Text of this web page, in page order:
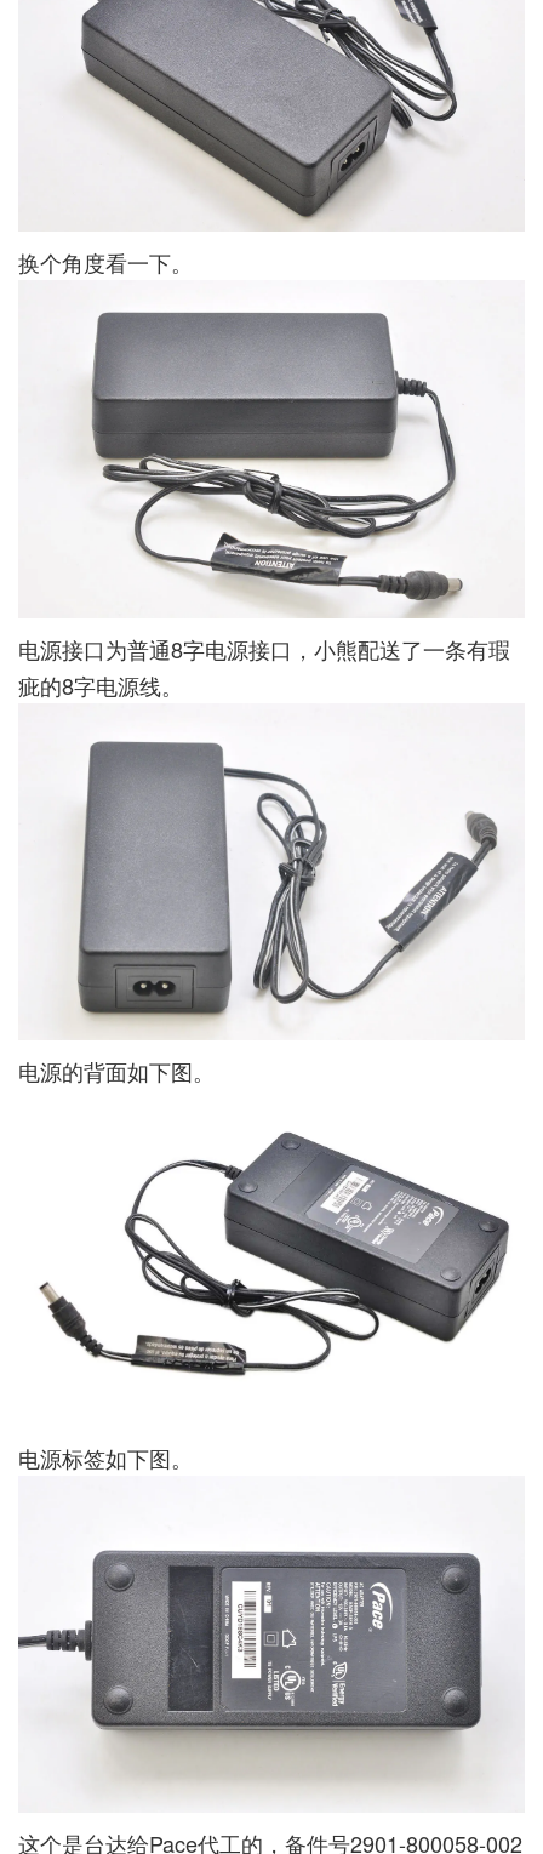
换个角度看一下。
电源接口为普通8字电源接口，小熊配送了一条有瑕
疵的8字电源线。
电源的背面如下图。
电源标签如下图。
这个是台达给Pace代工的，备件号2901-800058-002